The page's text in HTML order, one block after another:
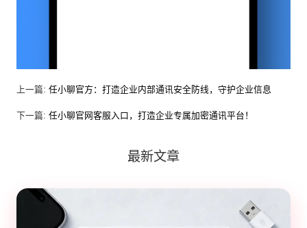
上一篇: 任小聊官方：打造企业内部通讯安全防线，守护企业信息
下一篇: 任小聊官网客服入口，打造企业专属加密通讯平台！
最新文章